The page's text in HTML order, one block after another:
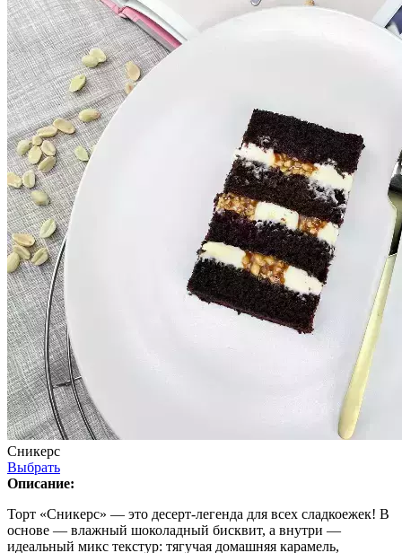
Сникерс
Выбрать
Описание:
Торт «Сникерс» — это десерт-легенда для всех сладкоежек! В
основе — влажный шоколадный бисквит, а внутри —
идеальный микс текстур: тягучая домашняя карамель,